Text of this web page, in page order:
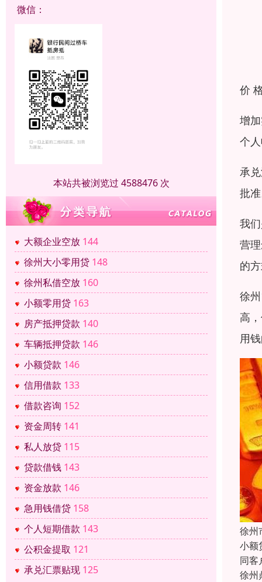
微信：
本站共被浏览过 4588476 次
大额企业空放 144
徐州大小零用贷 148
徐州私借空放 160
小额零用贷 163
房产抵押贷款 140
车辆抵押贷款 146
小额贷款 146
信用借款 133
借款咨询 152
资金周转 141
私人放贷 115
贷款借钱 143
资金放款 146
急用钱借贷 158
个人短期借款 143
公积金提取 121
承兑汇票贴现 125
价
增
个
承
批
我
营
的
徐
高
用
徐州
小额
同客
徐州